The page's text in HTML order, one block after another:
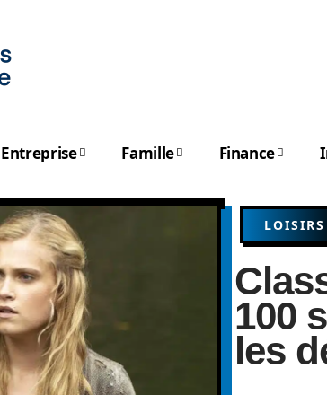
Entreprise Famille Finance
LOISIRS
100
les